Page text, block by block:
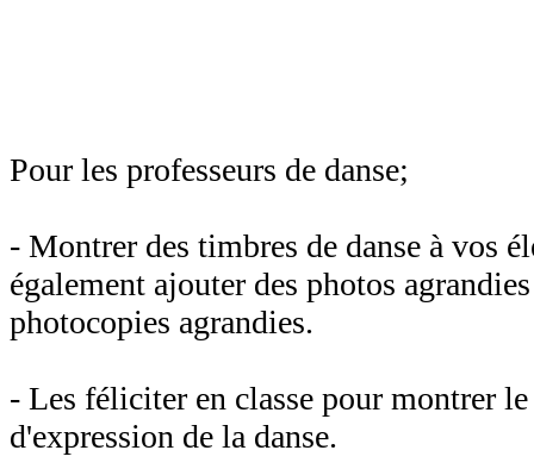
Pour les professeurs de danse;
- Montrer des timbres de danse à vos
également ajouter des photos
photocopies agrandies.
- Les féliciter en classe pour montrer
d'expression de la danse.